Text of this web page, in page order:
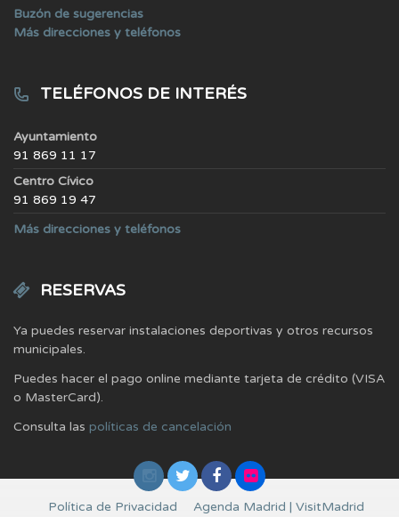
Buzón de sugerencias
Más direcciones y teléfonos
TELÉFONOS DE INTERÉS
Ayuntamiento
91 869 11 17
Centro Cívico
91 869 19 47
Más direcciones y teléfonos
RESERVAS
Ya puedes reservar instalaciones deportivas y otros recursos
municipales.
Puedes hacer el pago online mediante tarjeta de crédito (VISA
o MasterCard).
Consulta las políticas de cancelación
Política de Privacidad Agenda Madrid | VisitMadrid